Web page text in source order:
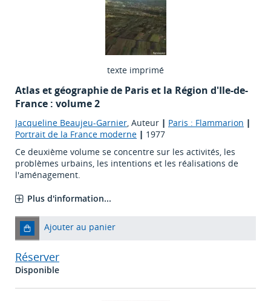
texte imprimé
Atlas et géographie de Paris et la Région d'Ile-de-
France : volume 2
Jacqueline Beaujeu-Garnier, Auteur | Paris : Flammarion |
Portrait de la France moderne | 1977
Ce deuxième volume se concentre sur les activités, les
problèmes urbains, les intentions et les réalisations de
l'aménagement.
Plus d'information...
Ajouter au panier
Réserver
Disponible